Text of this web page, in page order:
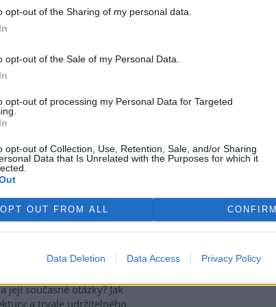
opt-out of the Sharing of my personal data.
opt-out of the Sale of my Personal Data.
opt-out of processing my Personal Data for Targeted
opt-out of Collection, Use, Retention, Sale, and/or Sharing
Data that Is Unrelated with the Purposes for which it
OPT OUT FROM ALL CONFIRM
Data Deletion Data Access Privacy Policy
udržitelné? Na tyto otázky
konference „
.
radí, natřete své
klimatické změny je
jako je větrná či
Baracka Obamy v
navrhl něco mnohem
Independent.
– dřevěné město
její současné otázky? Jak
a trvale udržitelného